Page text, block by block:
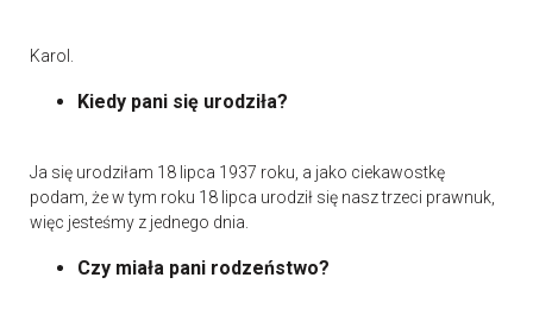
Karol.
Kiedy pani się urodziła?
Ja się urodziłam 18 lipca 1937 roku, a jako ciekawostkę
podam, że w tym roku 18 lipca urodził się nasz trzeci prawnuk,
więc jesteśmy z jednego dnia.
Czy miała pani rodzeństwo?